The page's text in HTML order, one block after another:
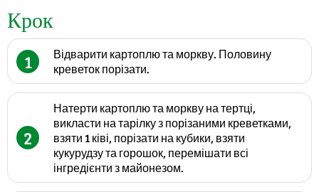
Крок
1
Відварити картоплю та моркву. Половину
креветок порізати.
2
Натерти картоплю та моркву на тертці,
викласти на тарілку з порізаними креветками,
взяти 1 ківі, порізати на кубики, взяти
кукурудзу та горошок, перемішати всі
інгредієнти з майонезом.